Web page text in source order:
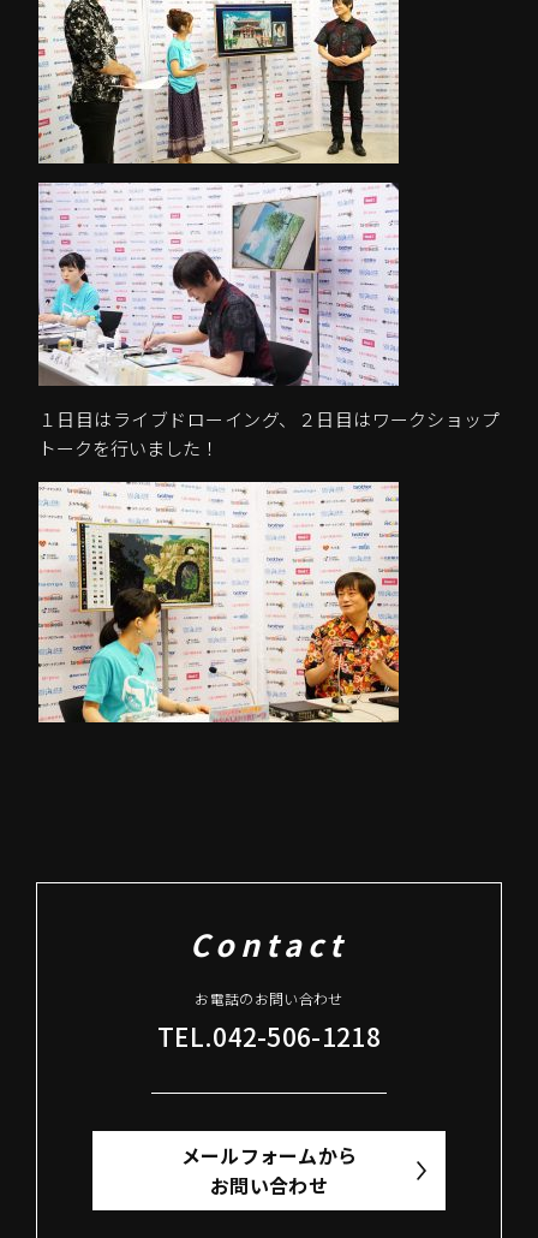
１日目はライブドローイング、２日目はワークショップ
トークを行いました！
Contact
お電話のお問い合わせ
TEL.042-506-1218
メールフォームから
お問い合わせ